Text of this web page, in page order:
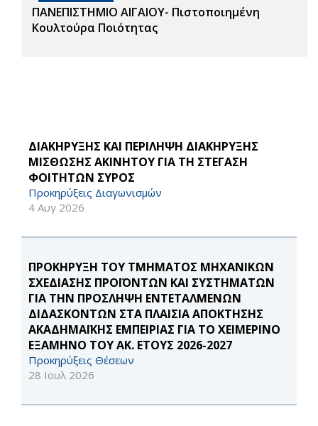
ΠΑΝΕΠΙΣΤΗΜΙΟ ΑΙΓΑΙΟΥ- Πιστοποιημένη
Κουλτούρα Ποιότητας
ΔΙΑΚΗΡΥΞΗΣ ΚΑΙ ΠΕΡΙΛΗΨΗ ΔΙΑΚΗΡΥΞΗΣ
ΜΙΣΘΩΣΗΣ ΑΚΙΝΗΤΟΥ ΓΙΑ ΤΗ ΣΤΕΓΑΣΗ
ΦΟΙΤΗΤΩΝ ΣΥΡΟΣ
Προκηρύξεις Διαγωνισμών
4 Αυγ 2026
ΠΡΟΚΗΡΥΞΗ ΤΟΥ ΤΜΗΜΑΤΟΣ ΜΗΧΑΝΙΚΩΝ
ΣΧΕΔΙΑΣΗΣ ΠΡΟΪΟΝΤΩΝ ΚΑΙ ΣΥΣΤΗΜΑΤΩΝ
ΓΙΑ ΤΗΝ ΠΡΟΣΛΗΨΗ ΕΝΤΕΤΑΛΜΕΝΩΝ
ΔΙΔΑΣΚΟΝΤΩΝ ΣΤΑ ΠΛΑΙΣΙΑ ΑΠΟΚΤΗΣΗΣ
ΑΚΑΔΗΜΑΪΚΗΣ ΕΜΠΕΙΡΙΑΣ ΓΙΑ ΤΟ ΧΕΙΜΕΡΙΝΟ
ΕΞΑΜΗΝΟ ΤΟΥ ΑΚ. ΕΤΟΥΣ 2026-2027
Προκηρύξεις Θέσεων
28 Ιουλ 2026